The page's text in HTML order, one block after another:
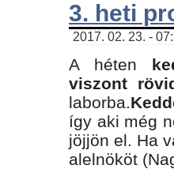
3. heti
2017. 02. 23. -
A héten
viszont
laborba.
így aki még
jöjjön el. Ha
alelnököt